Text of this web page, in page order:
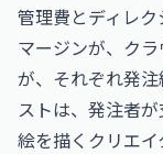
管理費とディレ
マージンが、ク
が、それぞれ発
ストは、発注者
絵を描くクリエ